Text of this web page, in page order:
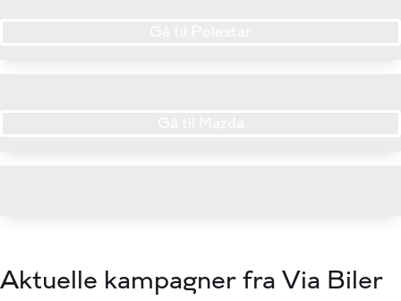
Aktuelle kampagner fra Via Biler